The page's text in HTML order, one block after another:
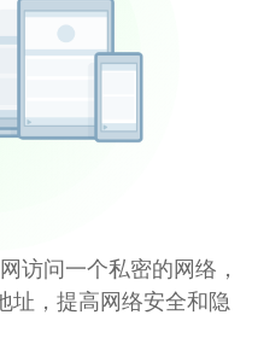
访问一个私密的网络，
址，提高网络安全和隐